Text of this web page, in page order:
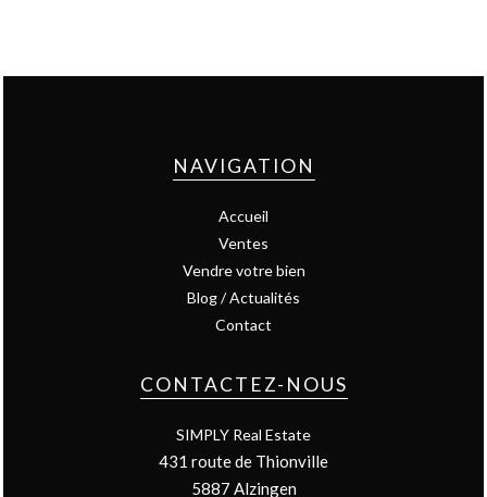
NAVIGATION
Accueil
Ventes
Vendre votre bien
Blog / Actualités
Contact
CONTACTEZ-NOUS
SIMPLY Real Estate
431 route de Thionville
5887 Alzingen